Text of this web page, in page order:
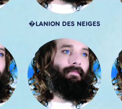
�LANION DES NEIGES